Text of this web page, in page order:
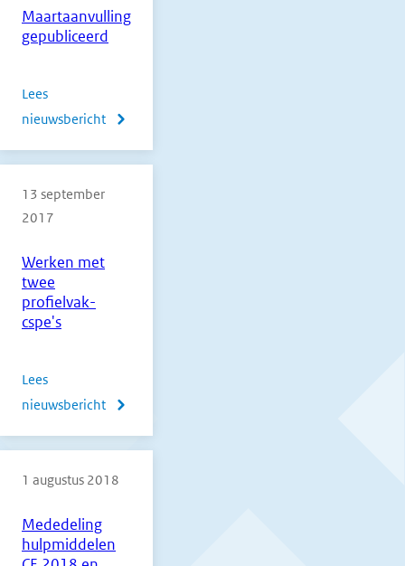
2018
Maartaanvulling
gepubliceerd
Lees
nieuwsbericht
over
gepubliceerd
Werken met
twee
profielvak-
cspe's
13 september
2017
Lees
nieuwsbericht
over
met
twee
Mededeling
hulpmiddelen
1 augustus 2018